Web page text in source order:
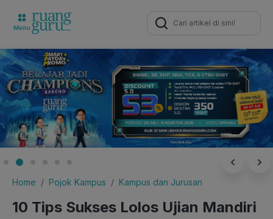
Search
for:
Home Pojok Kampus Kampus dan Jurusan
10 Tips Sukses Lolos Ujian Mandiri